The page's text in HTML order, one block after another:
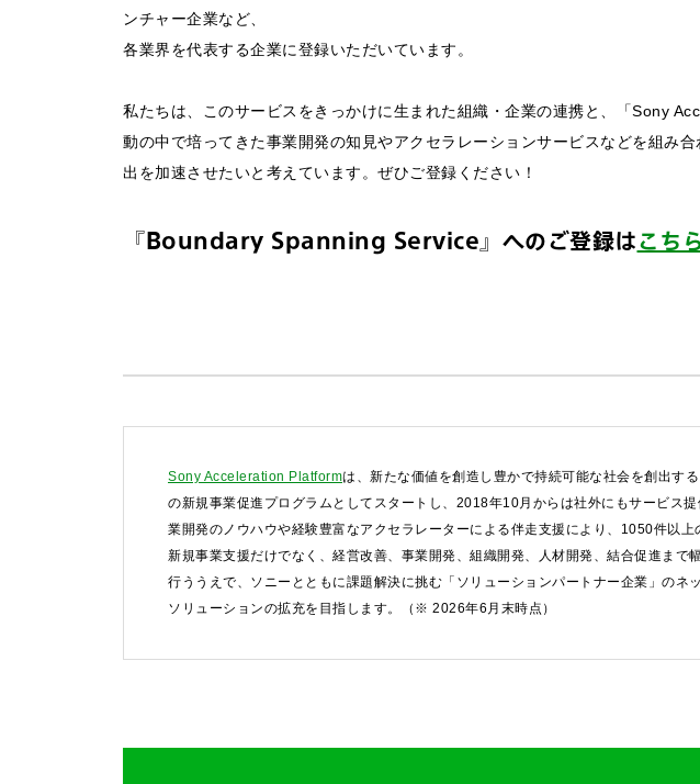
ンチャー企業など、
各業界を代表する企業に登録いただいています。
私たちは、このサービスをきっかけに生まれた組織・企業の連携と、「Sony
動の中で培ってきた事業開発の知見やアクセラレーションサービスなどを組み
出を加速させたいと考えています。ぜひご登録ください！
『Boundary Spanning Service』へのご登録はこち
Sony Acceleration Platformは、新たな価値を創造し豊かで持続可能な社会を創出す
の新規事業促進プログラムとしてスタートし、2018年10月からは社外にもサービス
業開発のノウハウや経験豊富なアクセラレーターによる伴走支援により、1050件以上
新規事業支援だけでなく、経営改善、事業開発、組織開発、人材開発、結合促進まで
行ううえで、ソニーとともに課題解決に挑む「ソリューションパートナー企業」のネ
ソリューションの拡充を目指します。（※ 2026年6月末時点）
お問い合わせ
法人向けサービスに関するご相談・お問い合わせは